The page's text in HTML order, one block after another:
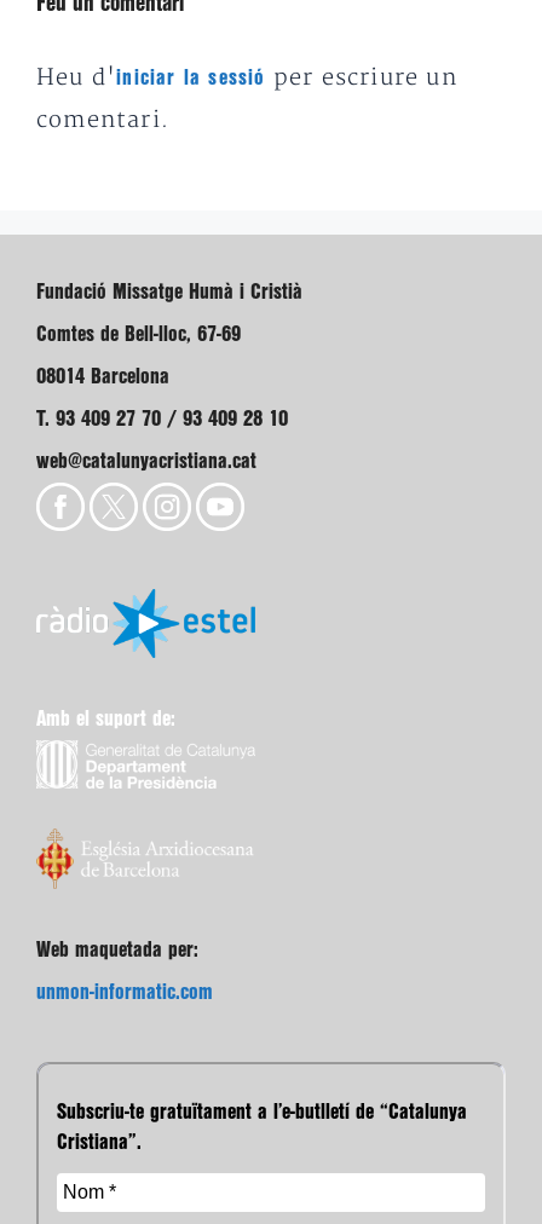
Feu un comentari
Heu d'iniciar la sessió
per escriure un
comentari.
Fundació Missatge Humà i Cristià
Comtes de Bell-lloc, 67-69
08014 Barcelona
T. 93 409 27 70 / 93 409 28 10
web@catalunyacristiana.cat
Amb el suport de:
Web maquetada per:
unmon-informatic.com
Subscriu-te gratuïtament a l’e-butlletí de “Catalunya
Cristiana”.